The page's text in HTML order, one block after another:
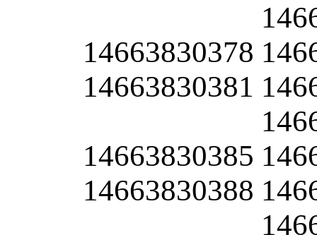
14663830378
14663830381
14663830385
14663830388